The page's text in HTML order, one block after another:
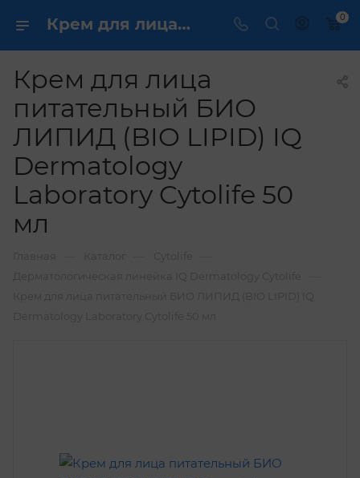
Крем для лица питательный БИО ЛИПИД (BIO LIPID) IQ Dermatology Laboratory Cytolife 50 мл купить по выгодной цене в интернет магазине 0
Крем для лица
питательный БИО
ЛИПИД (BIO LIPID) IQ
Dermatology
Laboratory Cytolife 50
мл